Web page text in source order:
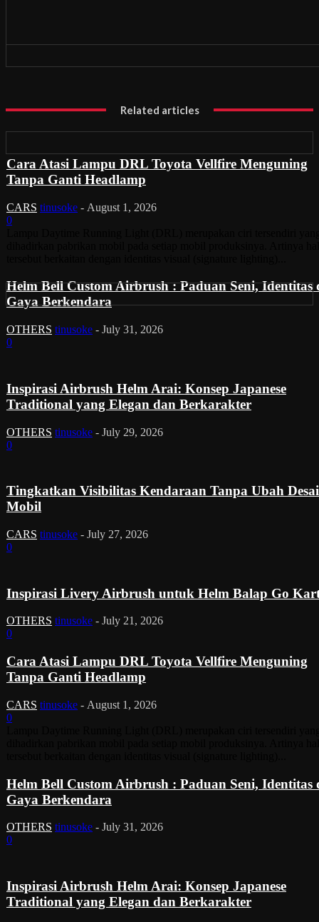
Related articles
Cara Atasi Lampu DRL Toyota Vellfire Menguning
Tanpa Ganti Headlamp
CARS tinusoke - August 1, 2026
0
Helm Bell Custom Airbrush : Paduan Seni, Identitas
Gaya Berkendara
OTHERS tinusoke - July 31, 2026
0
Inspirasi Airbrush Helm Arai: Konsep Japanese
Traditional yang Elegan dan Berkarakter
OTHERS tinusoke - July 29, 2026
0
Tingkatkan Visibilitas Kendaraan Tanpa Ubah
Mobil
CARS tinusoke - July 27, 2026
0
Inspirasi Livery Airbrush untuk Helm Balap Go
OTHERS tinusoke - July 21, 2026
0
Cara Atasi Lampu DRL Toyota Vellfire Menguning
Tanpa Ganti Headlamp
CARS tinusoke - August 1, 2026
0
Helm Bell Custom Airbrush : Paduan Seni, Identitas
Gaya Berkendara
OTHERS tinusoke - July 31, 2026
0
Inspirasi Airbrush Helm Arai: Konsep Japanese
Traditional yang Elegan dan Berkarakter